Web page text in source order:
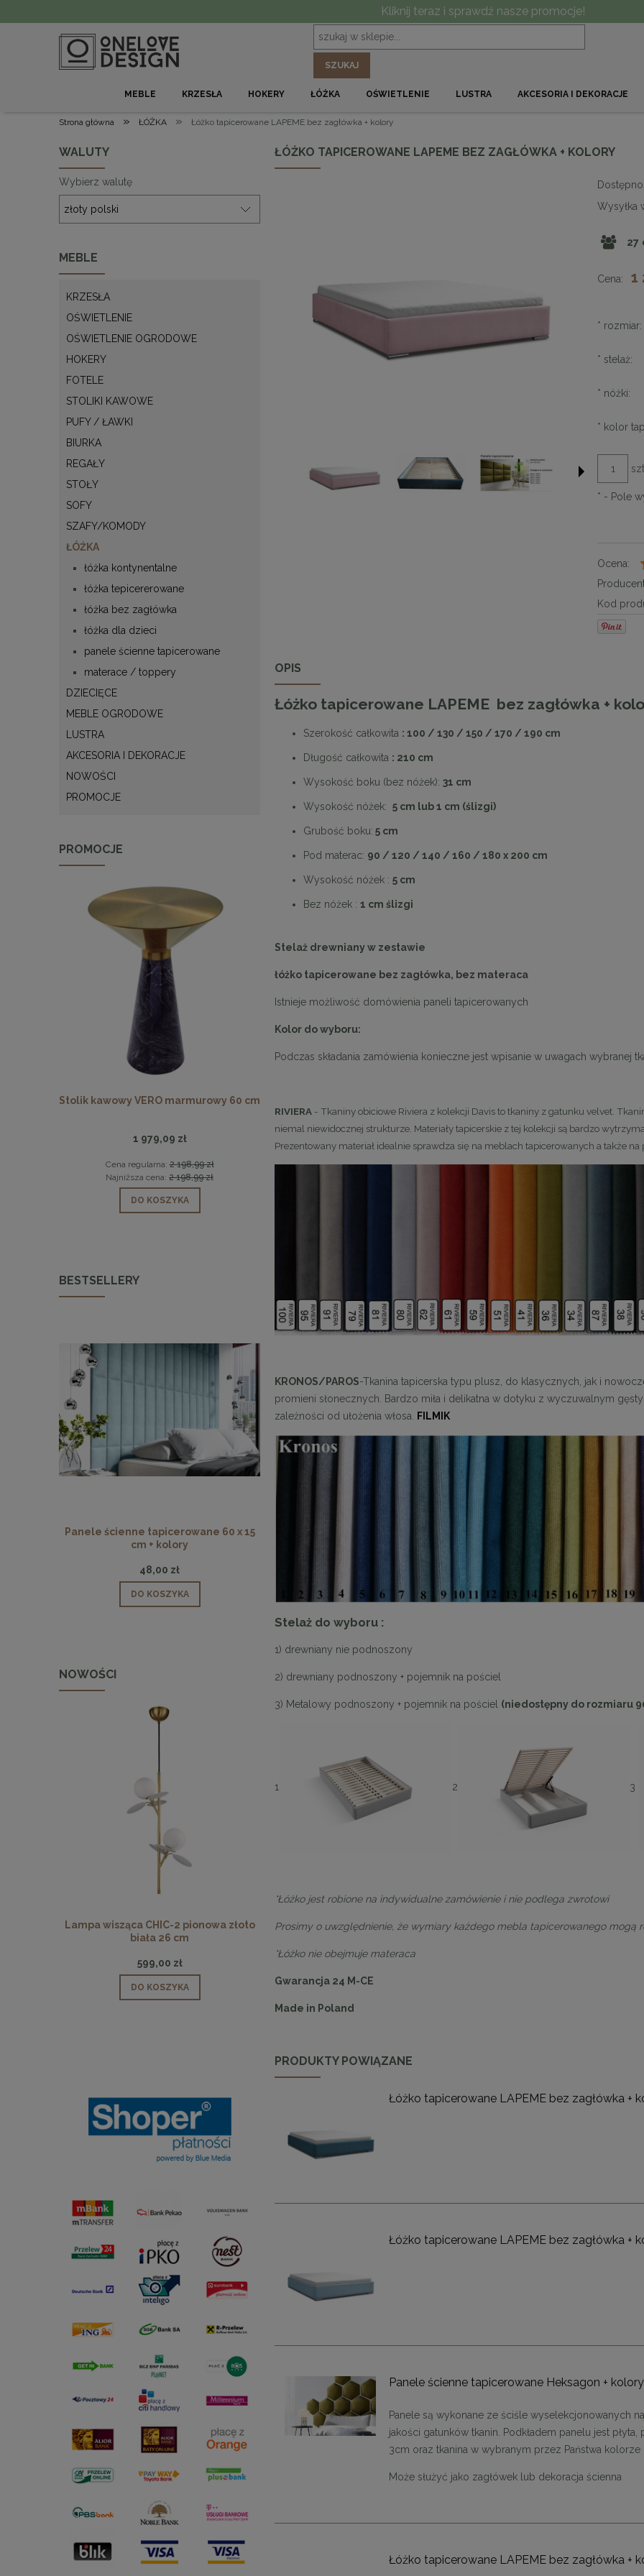
Kliknij teraz i sprawdź nasze promocje!
SZUKAJ
MEBLE KRZESŁA HOKERY ŁÓŻKA OŚWIETLENIE LUSTRA AKCESORIA I DEKORACJE
Strona główna » ŁÓŻKA » Łóżko tapicerowane LAPEME bez zagłówka + kolory
WALUTY
Wybierz walutę
MEBLE
KRZESŁA
OŚWIETLENIE
OŚWIETLENIE OGRODOWE
HOKERY
FOTELE
STOLIKI KAWOWE
PUFY / ŁAWKI
BIURKA
REGAŁY
STOŁY
SOFY
SZAFY/KOMODY
ŁÓŻKA
łóżka kontynentalne
łóżka tepicererowane
łóżka bez zagłówka
łóżka dla dzieci
panele ścienne tapicerowane
materace / toppery
DZIECIĘCE
MEBLE OGRODOWE
LUSTRA
AKCESORIA I DEKORACJE
NOWOŚCI
PROMOCJE
PROMOCJE
Stolik kawowy VERO marmurowy 60 cm
1 979,09 zł
Cena regularna:2 198,99 zł
Najniższa cena: 2 198,99 zł
DO KOSZYKA
beżowe
Cena regularna:799,00 zł
metalowe
Cena regularna:1 800,00 zł
BESTSELLERY
Panele ścienne tapicerowane 60 x 15
cm + kolory
48,00 zł
DO KOSZYKA DO KOSZYKA
cm + kolory
48,00 zł
DO KOSZYKA
NOWOŚCI
Lampa wisząca CHIC-2 pionowa złoto
biała 26 cm
599,00 zł
DO KOSZYKA
Lampa wisząca CHIC-9, biało złota 75
1 999,00 zł
DO KOSZYKA
Lampa wisząca CHIC-6, biało
ŁÓŻKO TAPICEROWANE LAPEME BEZ ZAGŁÓWKA + KOLORY
Wysyłka
27
Cena: 1
* rozmiar:
* stelaż:
* nóżki:
* kolor
* - Pole
Ocena:
Kod
OPIS
Łóżko tapicerowane LAPEME bez zagłówka +
Szerokość całkowita : 100 / 130 / 150 / 170 / 190 cm
Długość całkowita : 210 cm
Wysokość boku (bez nóżek): 31 cm
Wysokość nóżek: 5 cm lub 1 cm (ślizgi)
Grubość boku: 5 cm
Pod materac: 90 / 120 / 140 / 160 / 180 x 200 cm
Wysokość nóżek : 5 cm
Bez nóżek : 1 cm ślizgi
Stelaż drewniany w zestawie
łóżko tapicerowane bez zagłówka, bez materaca
Istnieje możliwość domówienia paneli tapicerowanych
Kolor do wyboru:
Podczas składania zamówienia konieczne jest wpisanie w uwagach wybranej
RIVIERA - Tkaniny obiciowe Riviera z kolekcji Davis to tkaniny z gatunku velvet.
niemal niewidocznej strukturze. Materiały tapicerskie z tej kolekcji są bardzo
Prezentowany materiał idealnie sprawdza się na meblach tapicerowanych a także
KRONOS/PAROS-Tkanina tapicerska typu plusz, do klasycznych, jak i
promieni słonecznych. Bardzo miła i delikatna w dotyku z wyczuwalnym
zależności od ułożenia włosa. FILMIK
Stelaż do wyboru :
1) drewniany nie podnoszony
2) drewniany podnoszony + pojemnik na pościel
3) Metalowy podnoszony + pojemnik na pościel (niedostępny do rozmiaru
1 2 3
*Łóżko jest robione na indywidualne zamówienie i nie podlega zwrotowi
Prosimy o uwzględnienie, że wymiary każdego mebla tapicerowanego mogą
*Łóżko nie obejmuje materaca
Gwarancja 24 M-CE
Made in Poland
PRODUKTY POWIĄZANE
Łóżko tapicerowane LAPEME bez zagłówka +
Łóżko tapicerowane LAPEME bez zagłówka +
Panele ścienne tapicerowane Heksagon + kolory
Panele są wykonane ze ściśle wyselekcjonowanych
jakości gatunków tkanin. Podkładem panelu jest płyta,
3cm oraz tkanina w wybranym przez Państwa kolorze
Może służyć jako zagłówek lub dekoracja ścienna
Łóżko tapicerowane LAPEME bez zagłówka +